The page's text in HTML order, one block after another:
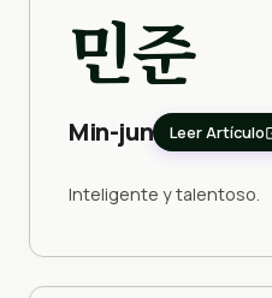
민준
Min-jun Leer Artículo
Inteligente y talentoso.